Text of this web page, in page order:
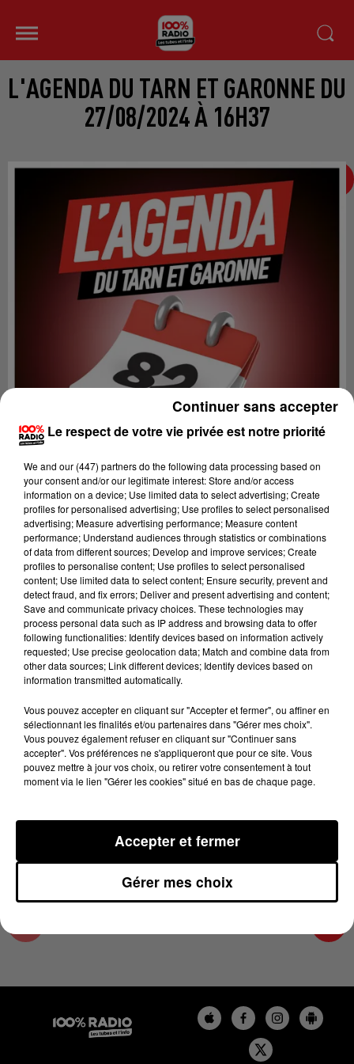
L'AGENDA DU TARN ET GARONNE DU
27/08/2024 À 16H37
Lecture (1 min 14 sec)
100%
100% Radio l'agenda du Tarn et Garonne
27 août 2024 - 1 min 14 sec
L'AGENDA DU TARN ET GARONNE DU
27/08/2024 À 16H37
L'agenda du Tarn et Garonne
Le respect de votre vie privée est notre priorité
We and our (447) partnersdo the following data processing based on
your consent and/or our legitimate interest: Store and/or access
information on a device; Use limited data to select advertising; Create
profiles for personalised advertising; Use profiles to select personalised
advertising; Measure advertising performance; Measure content
performance; Understand audiences through statistics or combinations
of data from different sources; Develop and improve services; Create
profiles to personalise content; Use profiles to select personalised
content; Use limited data to select content; Ensure security, prevent and
detect fraud, and fix errors; Deliver and present advertising and content;
Save and communicate privacy choices. These technologies may
process personal data such as IP address and browsing data to offer
following functionalities: Identify devices based on information actively
requested; Use precise geolocation data; Match and combine data from
other data sources; Link different devices; Identify devices based on
information transmitted automatically.
Vous pouvez accepter en cliquant sur "Accepter et fermer", ou affiner en
sélectionnant les finalités et/ou partenaires dans "Gérer mes choix".
Vous pouvez également refuser en cliquant sur "Continuer sans
accepter". Vos préférences ne s'appliqueront que pour ce site. Vous
pouvez mettre à jour vos choix, ou retirer votre consentement à tout
moment via le lien "Gérer les cookies" situé en bas de chaque page.
Gérer mes choix
Accepter et fermer
Continuer sans accepter